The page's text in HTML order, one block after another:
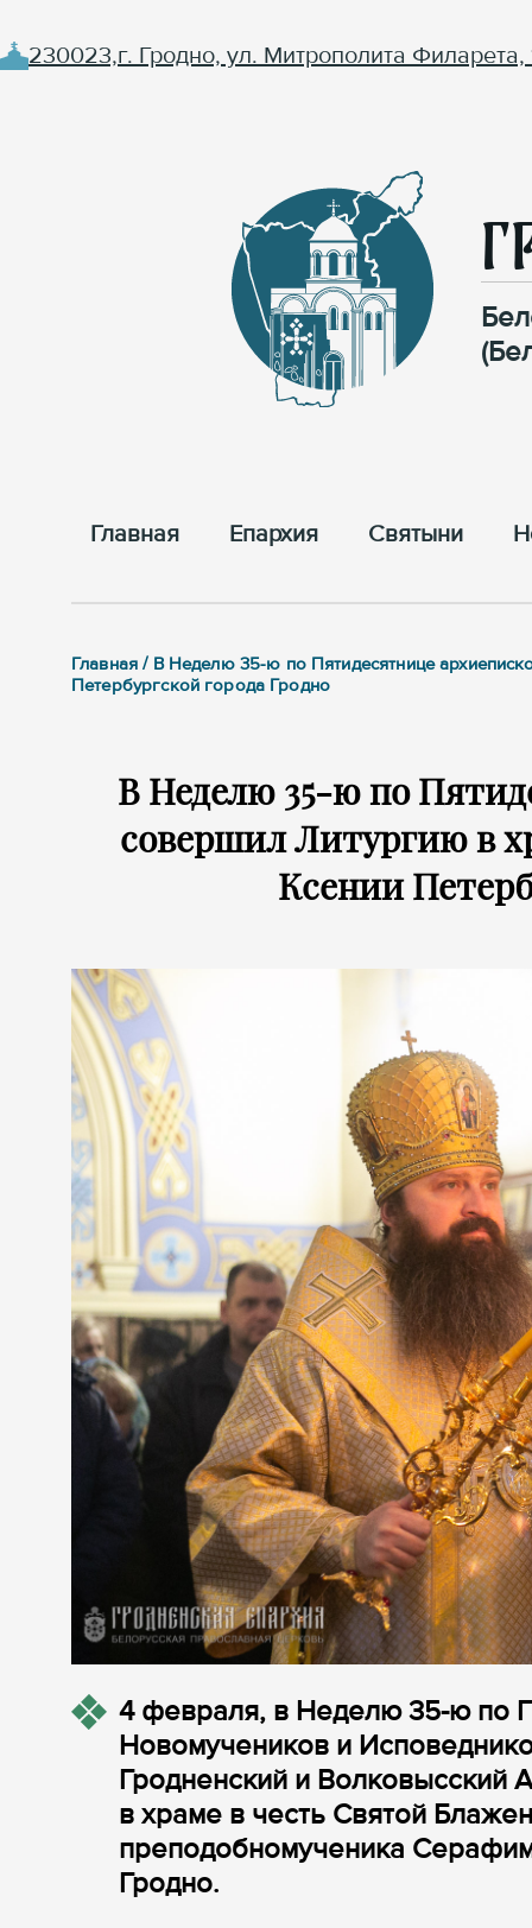
230023,г. Гродно, ул. Митрополита Филарета,
Главная Епархия Cвятыни
Главная / В Неделю 35-ю по Пятидесятнице
Петербургской города Гродно
В Неделю 35-ю по
совершил Литургию в
Ксении
4 февраля, в Неделю 35-ю по
Новомучеников и
Гродненский и Волковысский
в храме в честь Святой
преподобномученика
Гродно.